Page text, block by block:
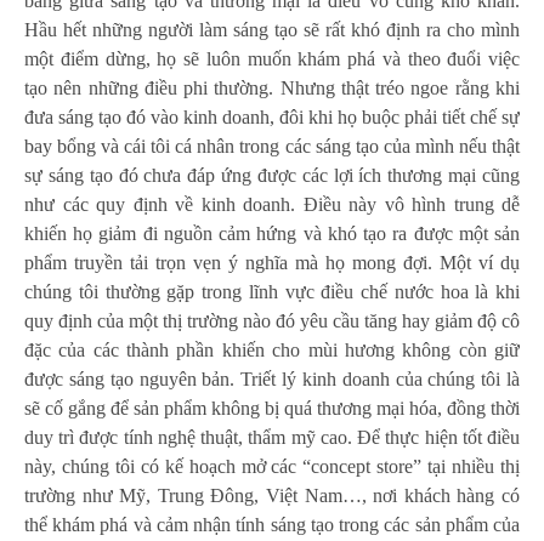
Hầu hết những người làm sáng tạo sẽ rất khó định ra cho mình
một điểm dừng, họ sẽ luôn muốn khám phá và theo đuổi việc
tạo nên những điều phi thường. Nhưng thật tréo ngoe rằng khi
đưa sáng tạo đó vào kinh doanh, đôi khi họ buộc phải tiết chế sự
bay bổng và cái tôi cá nhân trong các sáng tạo của mình nếu thật
sự sáng tạo đó chưa đáp ứng được các lợi ích thương mại cũng
như các quy định về kinh doanh. Điều này vô hình trung dễ
khiến họ giảm đi nguồn cảm hứng và khó tạo ra được một sản
phẩm truyền tải trọn vẹn ý nghĩa mà họ mong đợi. Một ví dụ
chúng tôi thường gặp trong lĩnh vực điều chế nước hoa là khi
quy định của một thị trường nào đó yêu cầu tăng hay giảm độ cô
đặc của các thành phần khiến cho mùi hương không còn giữ
được sáng tạo nguyên bản. Triết lý kinh doanh của chúng tôi là
sẽ cố gắng để sản phẩm không bị quá thương mại hóa, đồng thời
duy trì được tính nghệ thuật, thẩm mỹ cao. Để thực hiện tốt điều
này, chúng tôi có kế hoạch mở các “concept store” tại nhiều thị
trường như Mỹ, Trung Đông, Việt Nam…, nơi khách hàng có
thể khám phá và cảm nhận tính sáng tạo trong các sản phẩm của